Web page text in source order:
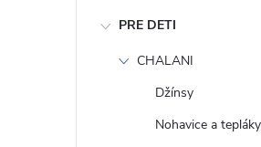
PRE DETI
CHALANI
Džínsy
Nohavice a tepláky